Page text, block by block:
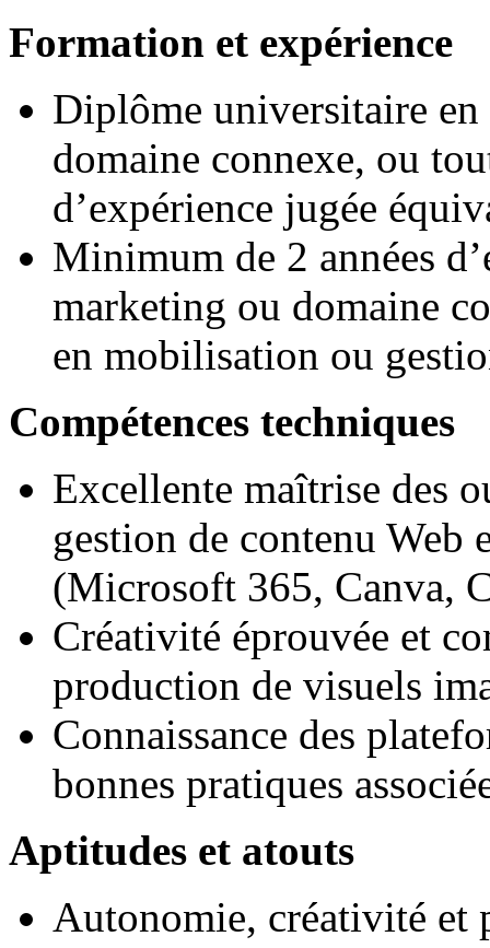
Formation et expérience
Diplôme universitaire
domaine connexe, ou
d’expérience jugée
Minimum de 2 années
marketing ou domaine
en mobilisation ou
Compétences techniques
Excellente maîtrise des
gestion de contenu Web
(Microsoft 365, Canva,
Créativité éprouvée et
production de visuels
Connaissance des
bonnes pratiques
Aptitudes et atouts
Autonomie, créativité et